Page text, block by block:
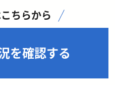
ちらから
を確認する